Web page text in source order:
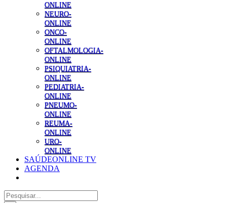
ONLINE
NEURO-
ONLINE
ONCO-
ONLINE
OFTALMOLOGIA-
ONLINE
PSIQUIATRIA-
ONLINE
PEDIATRIA-
ONLINE
PNEUMO-
ONLINE
REUMA-
ONLINE
URO-
ONLINE
SAÚDEONLINE TV
AGENDA
Pesquisar